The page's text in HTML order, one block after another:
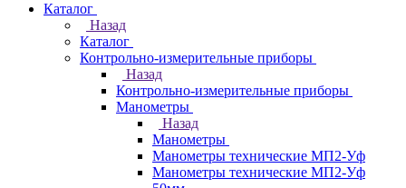
Каталог
Назад
Каталог
Контрольно-измерительные приборы
Назад
Контрольно-измерительные приборы
Манометры
Назад
Манометры
Манометры технические МП2-Уф
Манометры технические МП2-Уф